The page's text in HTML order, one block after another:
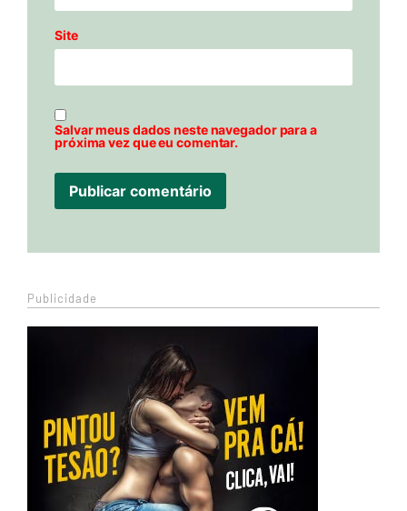
Site
Salvar meus dados neste navegador para a
próxima vez que eu comentar.
Publicidade